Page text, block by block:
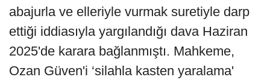
abajurla ve elleriyle vurmak suretiyle darp
ettiği iddiasıyla yargılandığı dava Haziran
2025'de karara bağlanmıştı. Mahkeme,
Ozan Güven'i ‘silahla kasten yaralama'